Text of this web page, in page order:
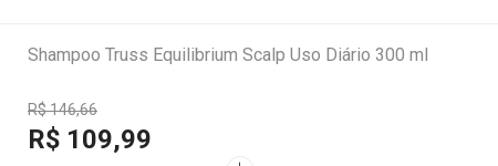
Shampoo Truss Equilibrium Scalp Uso Diário 300 ml
R$ 146,66
R$ 109,99